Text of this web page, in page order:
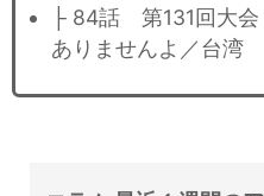
├ 84話 第131回大
ありませんよ／台湾